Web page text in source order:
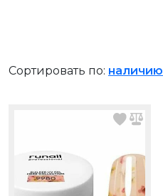
Сортировать по: наличию